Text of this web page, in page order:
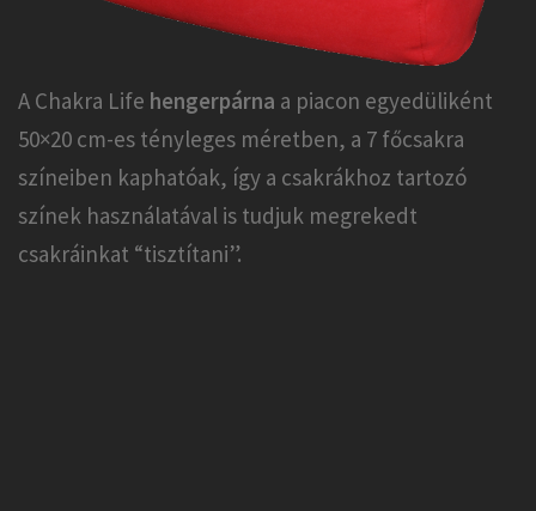
A Chakra Life hengerpárna a piacon egyedüliként
50×20 cm-es tényleges méretben, a 7 főcsakra
színeiben kaphatóak, így a csakrákhoz tartozó
színek használatával is tudjuk megrekedt
csakráinkat “tisztítani”.